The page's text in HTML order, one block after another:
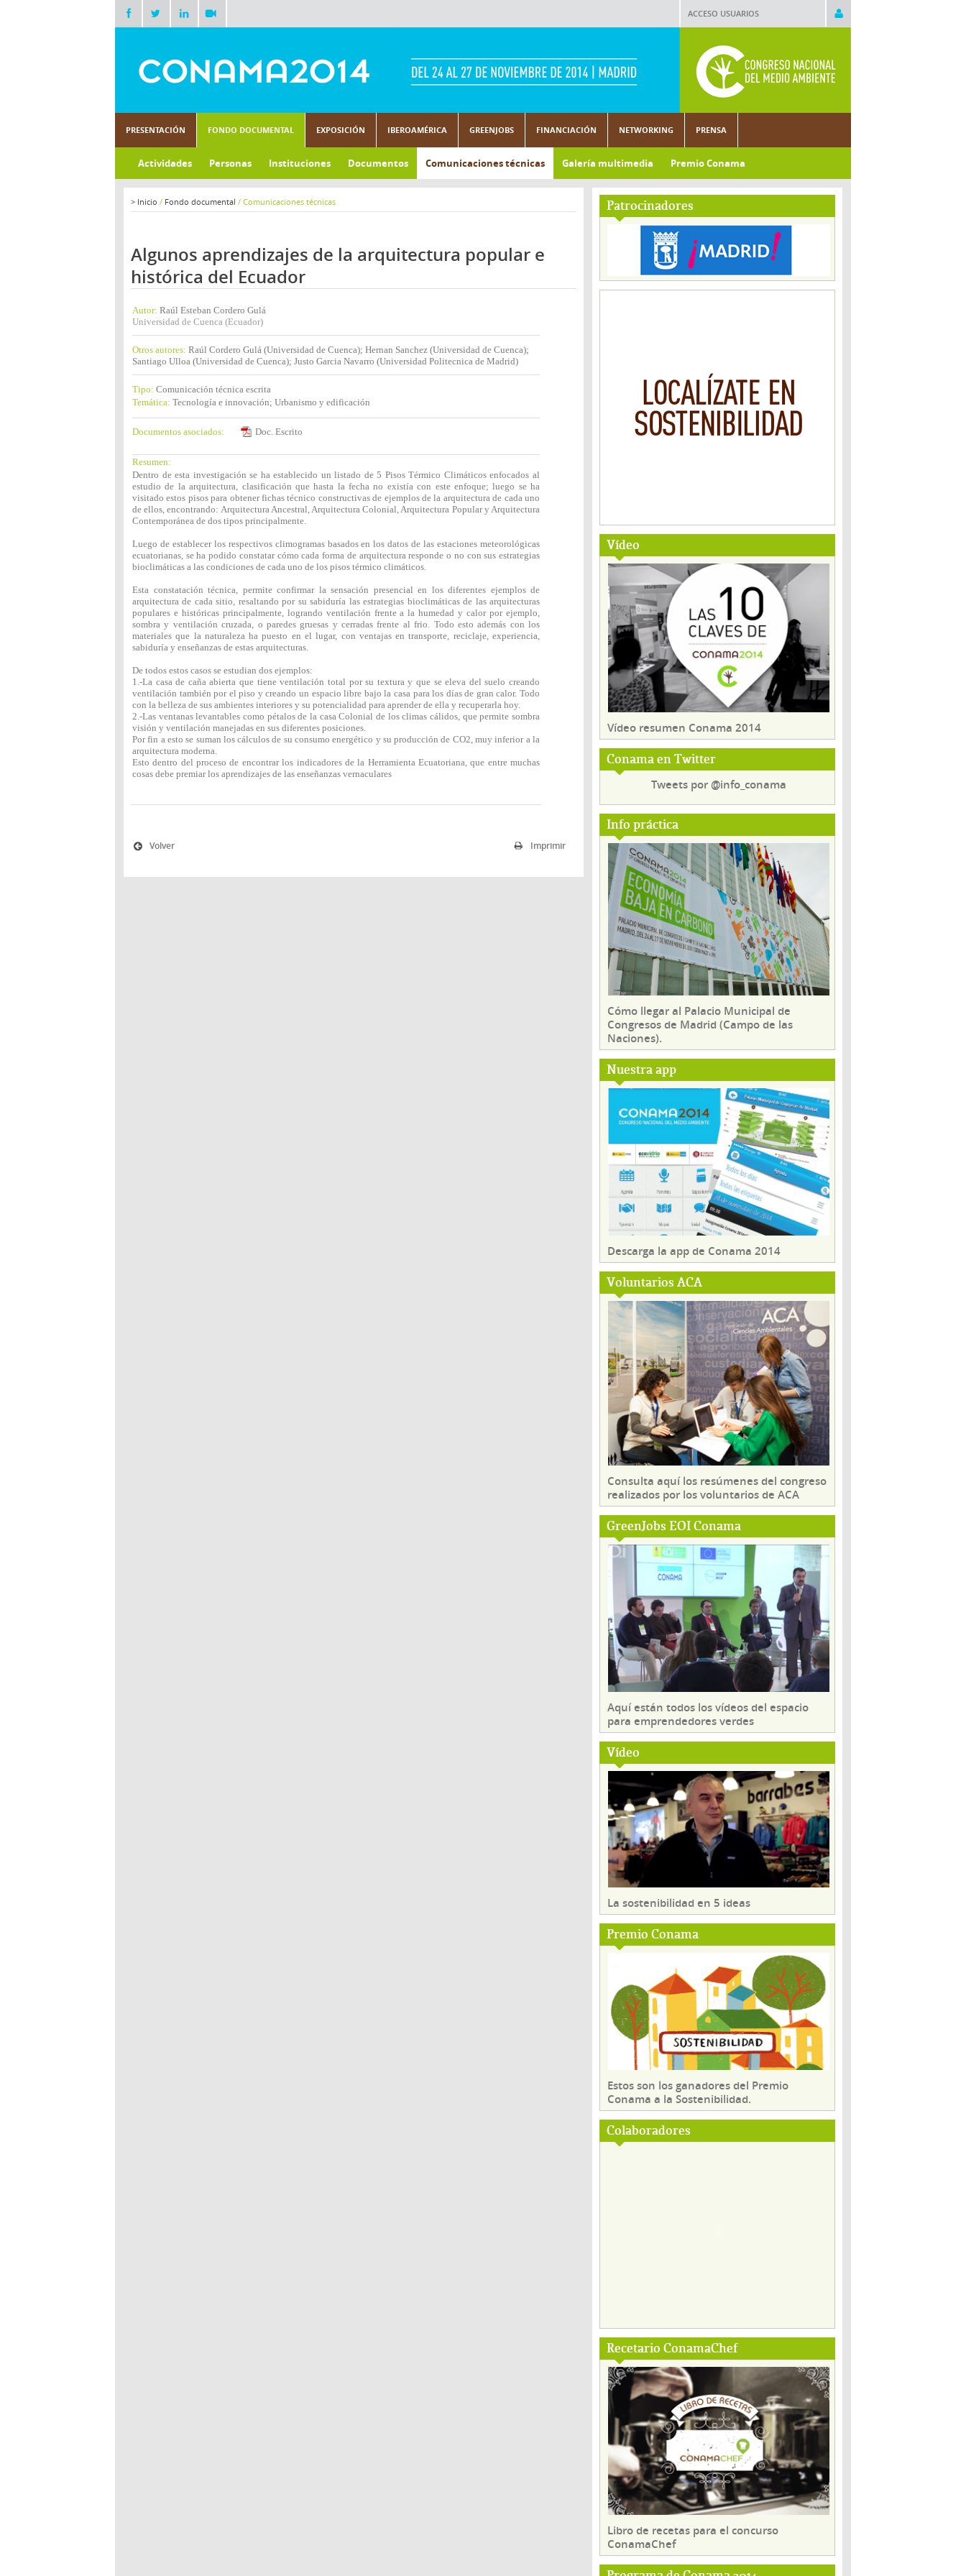
ACCESO USUARIOS
PRESENTACIÓN FONDO DOCUMENTAL EXPOSICIÓN IBEROAMÉRICA GREENJOBS FINANCIACIÓN NETWORKING PRENSA
Actividades Personas Instituciones Documentos Comunicaciones técnicas Galería multimedia Premio Conama
Patrocinadores
Vídeo
Vídeo resumen Conama 2014
Conama en Twitter
Tweets por @info_conama
Info práctica
Cómo llegar al Palacio Municipal de
Congresos de Madrid (Campo de las
Naciones).
Nuestra app
Descarga la app de Conama 2014
Voluntarios ACA
Consulta aquí los resúmenes del congreso
realizados por los voluntarios de ACA
GreenJobs EOI Conama
Aquí están todos los vídeos del espacio
para emprendedores verdes
Vídeo
La sostenibilidad en 5 ideas
Premio Conama
Estos son los ganadores del Premio
Conama a la Sostenibilidad.
Colaboradores
Recetario ConamaChef
Libro de recetas para el concurso
ConamaChef
> Inicio / Fondo documental / Comunicaciones técnicas
Algunos aprendizajes de la arquitectura popular e
histórica del Ecuador
Autor: Raúl Esteban Cordero Gulá
Universidad de Cuenca (Ecuador)
Otros autores: Raúl Cordero Gulá (Universidad de Cuenca); Hernan Sanchez (Universidad de Cuenca);
Santiago Ulloa (Universidad de Cuenca); Justo Garcia Navarro (Universidad Politecnica de Madrid)
Tipo: Comunicación técnica escrita
Temática: Tecnología e innovación; Urbanismo y edificación
Documentos asociados: Doc. Escrito
Resumen:
Dentro de esta investigación se ha establecido un listado de 5 Pisos Térmico Climáticos enfocados al
estudio de la arquitectura, clasificación que hasta la fecha no existía con este enfoque; luego se ha
visitado estos pisos para obtener fichas técnico constructivas de ejemplos de la arquitectura de cada uno
de ellos, encontrando: Arquitectura Ancestral, Arquitectura Colonial, Arquitectura Popular y Arquitectura
Contemporánea de dos tipos principalmente.
Luego de establecer los respectivos climogramas basados en los datos de las estaciones meteorológicas
ecuatorianas, se ha podido constatar cómo cada forma de arquitectura responde o no con sus estrategias
bioclimáticas a las condiciones de cada uno de los pisos térmico climáticos.
Esta constatación técnica, permite confirmar la sensación presencial en los diferentes ejemplos de
arquitectura de cada sitio, resaltando por su sabiduría las estrategias bioclimáticas de las arquitecturas
populares e históricas principalmente, logrando ventilación frente a la humedad y calor por ejemplo,
sombra y ventilación cruzada, o paredes gruesas y cerradas frente al frio. Todo esto además con los
materiales que la naturaleza ha puesto en el lugar, con ventajas en transporte, reciclaje, experiencia,
sabiduría y enseñanzas de estas arquitecturas.
De todos estos casos se estudian dos ejemplos:
1.-La casa de caña abierta que tiene ventilación total por su textura y que se eleva del suelo creando
ventilación también por el piso y creando un espacio libre bajo la casa para los días de gran calor. Todo
con la belleza de sus ambientes interiores y su potencialidad para aprender de ella y recuperarla hoy.
2.-Las ventanas levantables como pétalos de la casa Colonial de los climas cálidos, que permite sombra
visión y ventilación manejadas en sus diferentes posiciones.
Por fin a esto se suman los cálculos de su consumo energético y su producción de CO2, muy inferior a la
arquitectura moderna.
Esto dentro del proceso de encontrar los indicadores de la Herramienta Ecuatoriana, que entre muchas
cosas debe premiar los aprendizajes de las enseñanzas vernaculares
Imprimir
Volver